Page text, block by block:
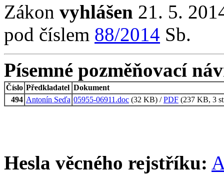
Zákon vyhlášen 21. 5.
pod číslem 88/2014 Sb.
Písemné pozměňovací
Číslo Předkladatel Dokument
494 Antonín Seďa 05955-06911.doc (32 KB) /PDF (237 KB, 3
Hesla věcného rejstříku: